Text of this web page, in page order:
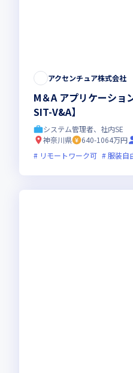
アクセンチュア株式会社
M＆A アプリケーショ
SIT-V&A】
システム管理者、社内SE
神奈川県
640-1064万円
リモートワーク可
服装自